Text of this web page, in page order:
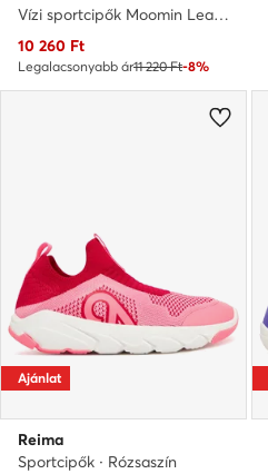
Vízi sportcipők Moomin Lean 5400091M-3311 Rózsaszín
Aktuális ár
10 260 Ft
Legalacsonyabb ár11 220 Ft-8%
Ajánlat
Reima
Sportcipők · Rózsaszín